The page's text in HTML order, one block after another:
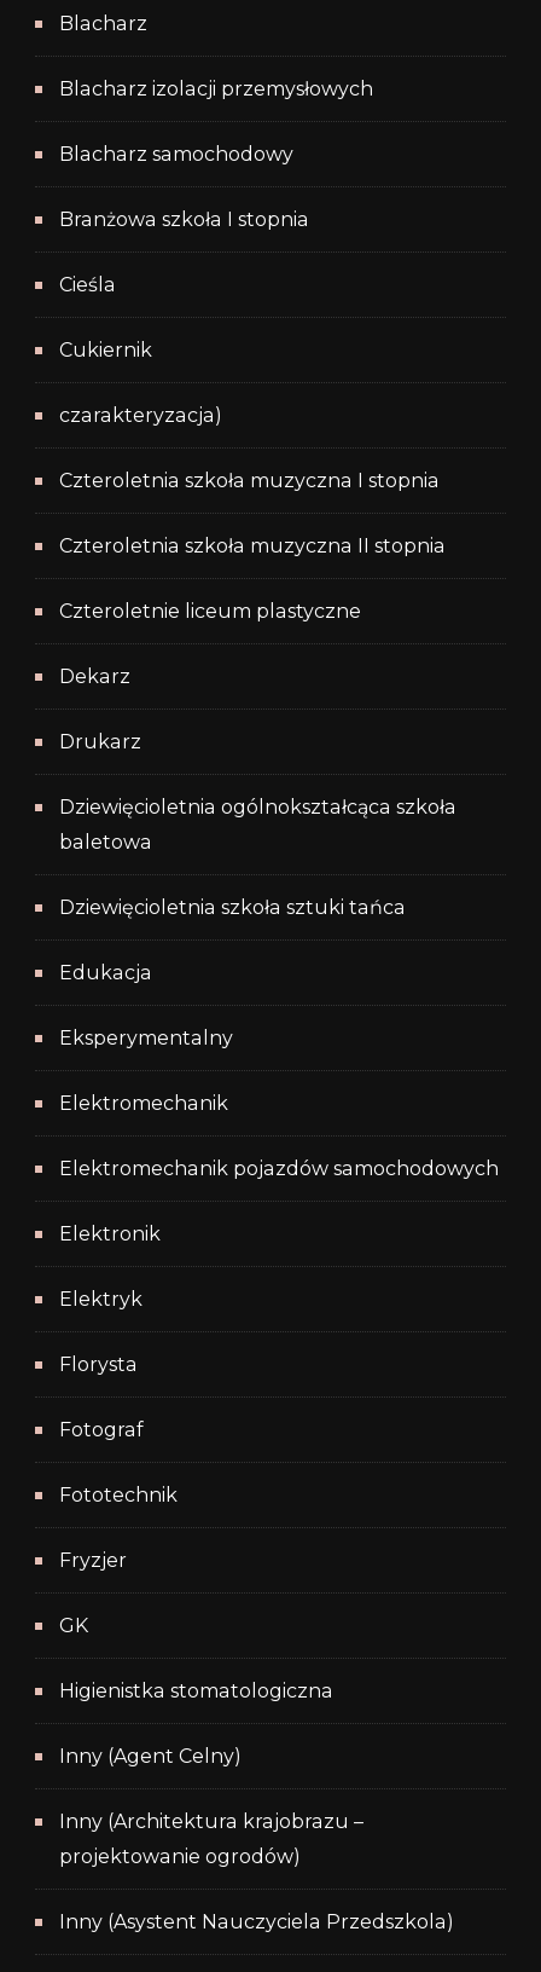
Blacharz
Blacharz izolacji przemysłowych
Blacharz samochodowy
Branżowa szkoła I stopnia
Cieśla
Cukiernik
czarakteryzacja)
Czteroletnia szkoła muzyczna I stopnia
Czteroletnia szkoła muzyczna II stopnia
Czteroletnie liceum plastyczne
Dekarz
Drukarz
Dziewięcioletnia ogólnokształcąca szkoła
baletowa
Dziewięcioletnia szkoła sztuki tańca
Edukacja
Eksperymentalny
Elektromechanik
Elektromechanik pojazdów samochodowych
Elektronik
Elektryk
Florysta
Fotograf
Fototechnik
Fryzjer
GK
Higienistka stomatologiczna
Inny (Agent Celny)
Inny (Architektura krajobrazu –
projektowanie ogrodów)
Inny (Asystent Nauczyciela Przedszkola)